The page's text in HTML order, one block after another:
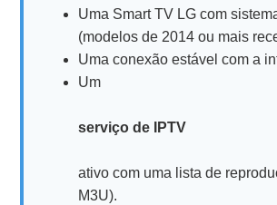
Uma Smart TV LG com
(modelos de 2014 ou mais
Uma conexão estável com a
Um
serviço de IPTV
ativo com uma lista de
M3U).